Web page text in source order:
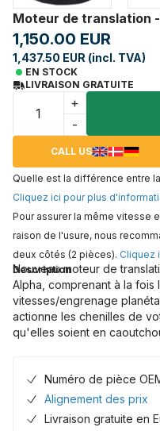
Moteur de translation
1,150.00 EUR
1,437.50 EUR (incl. TVA)
EN STOCK
LIVRAISON GRATUITE
+
-
CALL US
Quelle est la différence entre
Cliquez ici pour plus
Pour assurer la même vitesse
raison de l'usure, nous
deux côtés (2 pièces). Cliquez
Description
Nouveau moteur de
Alpha, comprenant à la
vitesses/engrenage
actionne les chenilles de
qu'elles soient en
Numéro de pièce
Alignement des prix
Livraison gratuite en